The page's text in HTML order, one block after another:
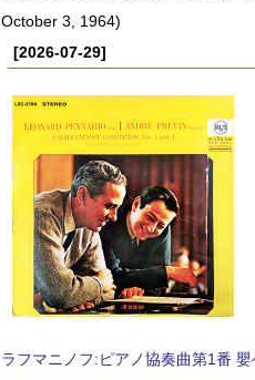
October 3, 1964)
[2026-07-29]
ラフマニノフ:ピアノ協奏曲第1番